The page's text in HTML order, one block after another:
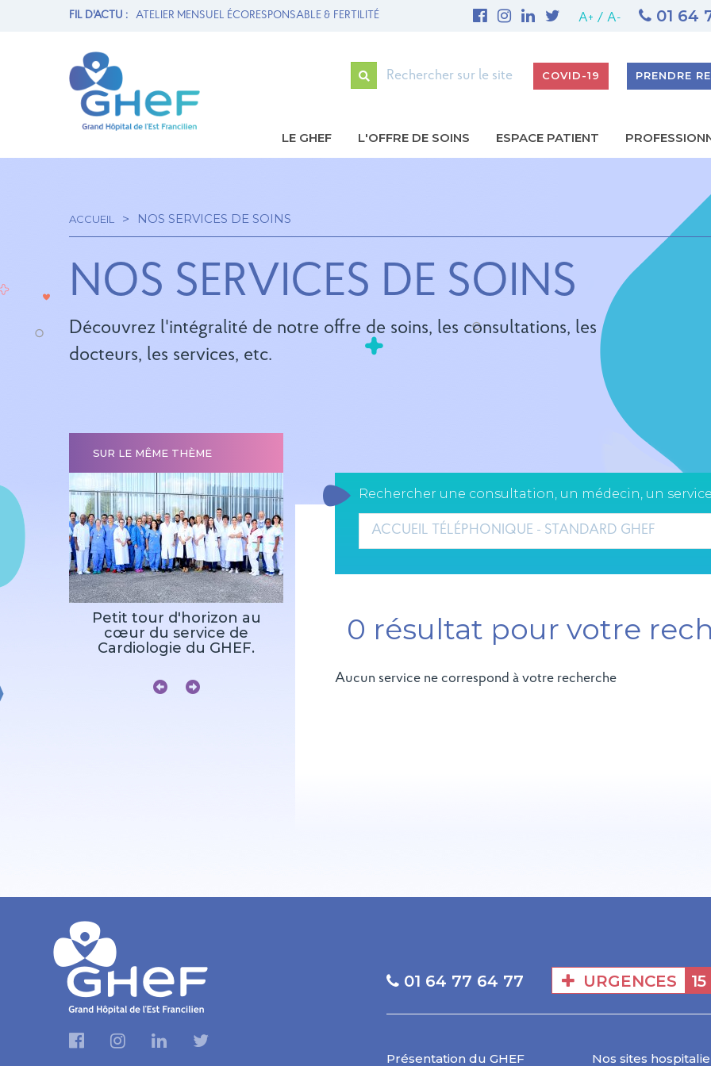
FIL D'ACTU :
MATERNITÉ ET ATELIER MENSUEL ÉCORESPONSABLE & FERTILITÉ 1ère THROMBECTOMIE MÉCANIQUE AU GHEF - Site de
A+ / A- 01 64
Rechercher
COVID-19 PRENDRE
Navigation
LE GHEF L'OFFRE DE SOINS ESPACE PATIENT
Fil
d'Ariane
ACCUEIL NOS SERVICES DE SOINS
NOS SERVICES DE SOINS
Découvrez l'intégralité de notre offre de soins, les consultations, les
docteurs, les services, etc.
Rechercher une consultation, un médecin, un
ACCUEIL TÉLÉPHONIQUE - STANDARD GHEF
0 résultat pour votre
Aucun service ne correspond à votre recherche
SUR LE MÊME THÈME
Petit tour d'horizon au
cœur du service de
Cardiologie du GHEF.
CHIRURGIE DE L'OBÉSITÉ
PÉDIATRIE -
NÉONATOLOGIE -
01 64 77 64 77 URGENCES 15
Présentation du GHEF Nos sites